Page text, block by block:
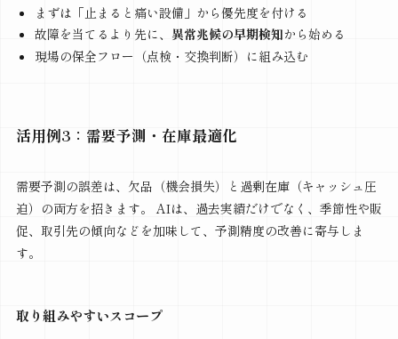
まずは「止まると痛い設備」から優先度を付ける
故障を当てるより先に、 異常兆候の早期検知から始める
現場の保全フロー（点検・交換判断）に組み込む
活用例3：需要予測・在庫最適化
需要予測の誤差は、欠品（機会損失）と過剰在庫（キャッシュ圧
迫）の両方を招きます。 AIは、過去実績だけでなく、季節性や販
促、取引先の傾向などを加味して、予測精度の改善に寄与しま
す。
取り組みやすいスコープ